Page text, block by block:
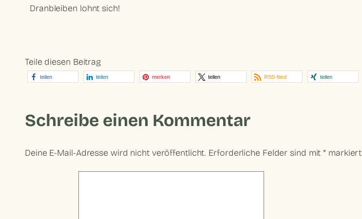
Dranbleiben lohnt sich!
Teile diesen Beitrag
teilen teilen merken teilen RSS-feed teilen
Schreibe einen Kommentar
Deine E-Mail-Adresse wird nicht veröffentlicht. Erforderliche Felder sind mit* markiert